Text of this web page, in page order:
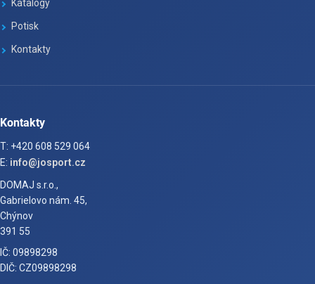
Katalogy
Potisk
Kontakty
Kontakty
T: +420 608 529 064
E: info@josport.cz
DOMAJ s.r.o.,
Gabrielovo nám. 45,
Chýnov
391 55
IČ: 09898298
DIČ: CZ09898298